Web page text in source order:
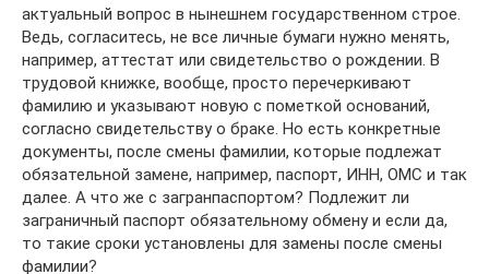
актуальный вопрос в нынешнем государственном строе.
Ведь, согласитесь, не все личные бумаги нужно менять,
например, аттестат или свидетельство о рождении. В
трудовой книжке, вообще, просто перечеркивают
фамилию и указывают новую с пометкой оснований,
согласно свидетельству о браке. Но есть конкретные
документы, после смены фамилии, которые подлежат
обязательной замене, например, паспорт, ИНН, ОМС и так
далее. А что же с загранпаспортом? Подлежит ли
заграничный паспорт обязательному обмену и если да,
то такие сроки установлены для замены после смены
фамилии?